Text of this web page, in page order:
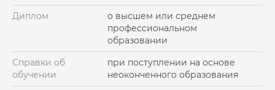
Диплом
о высшем или среднем
профессиональном
образовании
Справки об
обучении
при поступлении на основе
неоконченного образования